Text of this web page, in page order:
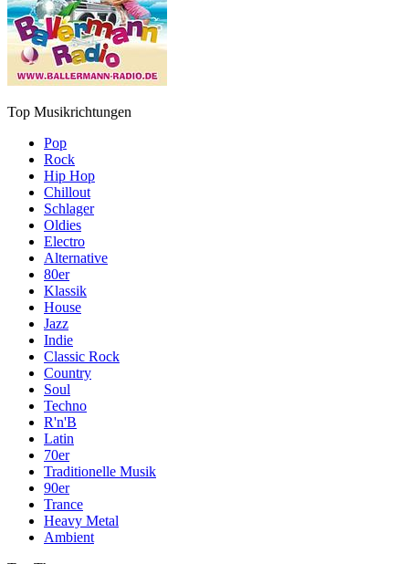
Top Musikrichtungen
Pop
Rock
Hip Hop
Chillout
Schlager
Oldies
Electro
Alternative
80er
Klassik
House
Jazz
Indie
Classic Rock
Country
Soul
Techno
R'n'B
Latin
70er
Traditionelle Musik
90er
Trance
Heavy Metal
Ambient